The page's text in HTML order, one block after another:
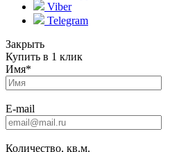
Viber
Telegram
Закрыть
Купить в 1 клик
Имя*
E-mail
Количество, кв.м.